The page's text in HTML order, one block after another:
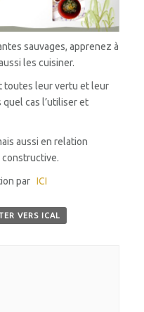
sauvages, apprenez à
les cuisiner.
toutes leur vertu et leur
cas l’utiliser et
aussi en relation
par ICI
VERS ICAL